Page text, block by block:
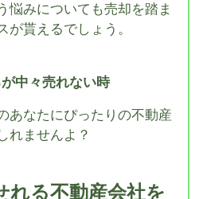
悩みについても売却を踏ま
が貰えるでしょう。
中々売れない時
あなたにぴったりの不動産
れませんよ？
れる不動産会社を